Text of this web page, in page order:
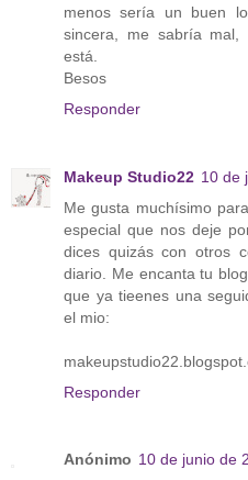
menos sería un buen
sincera, me sabría
está.
Besos
Responder
Makeup Studio22 10 de
Me gusta muchísimo
especial que nos deje
dices quizás con otros
diario. Me encanta tu
que ya tieenes una
el mio:
Responder
Anónimo 10 de junio de